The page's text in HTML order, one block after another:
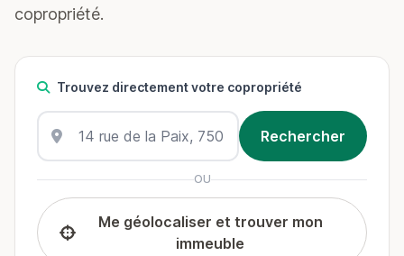
copropriété.
Trouvez directement votre copropriété
OU
Me géolocaliser et trouver mon
immeuble